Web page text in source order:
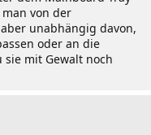
von der
unabhängig davon,
oder an die
sie mit Gewalt noch